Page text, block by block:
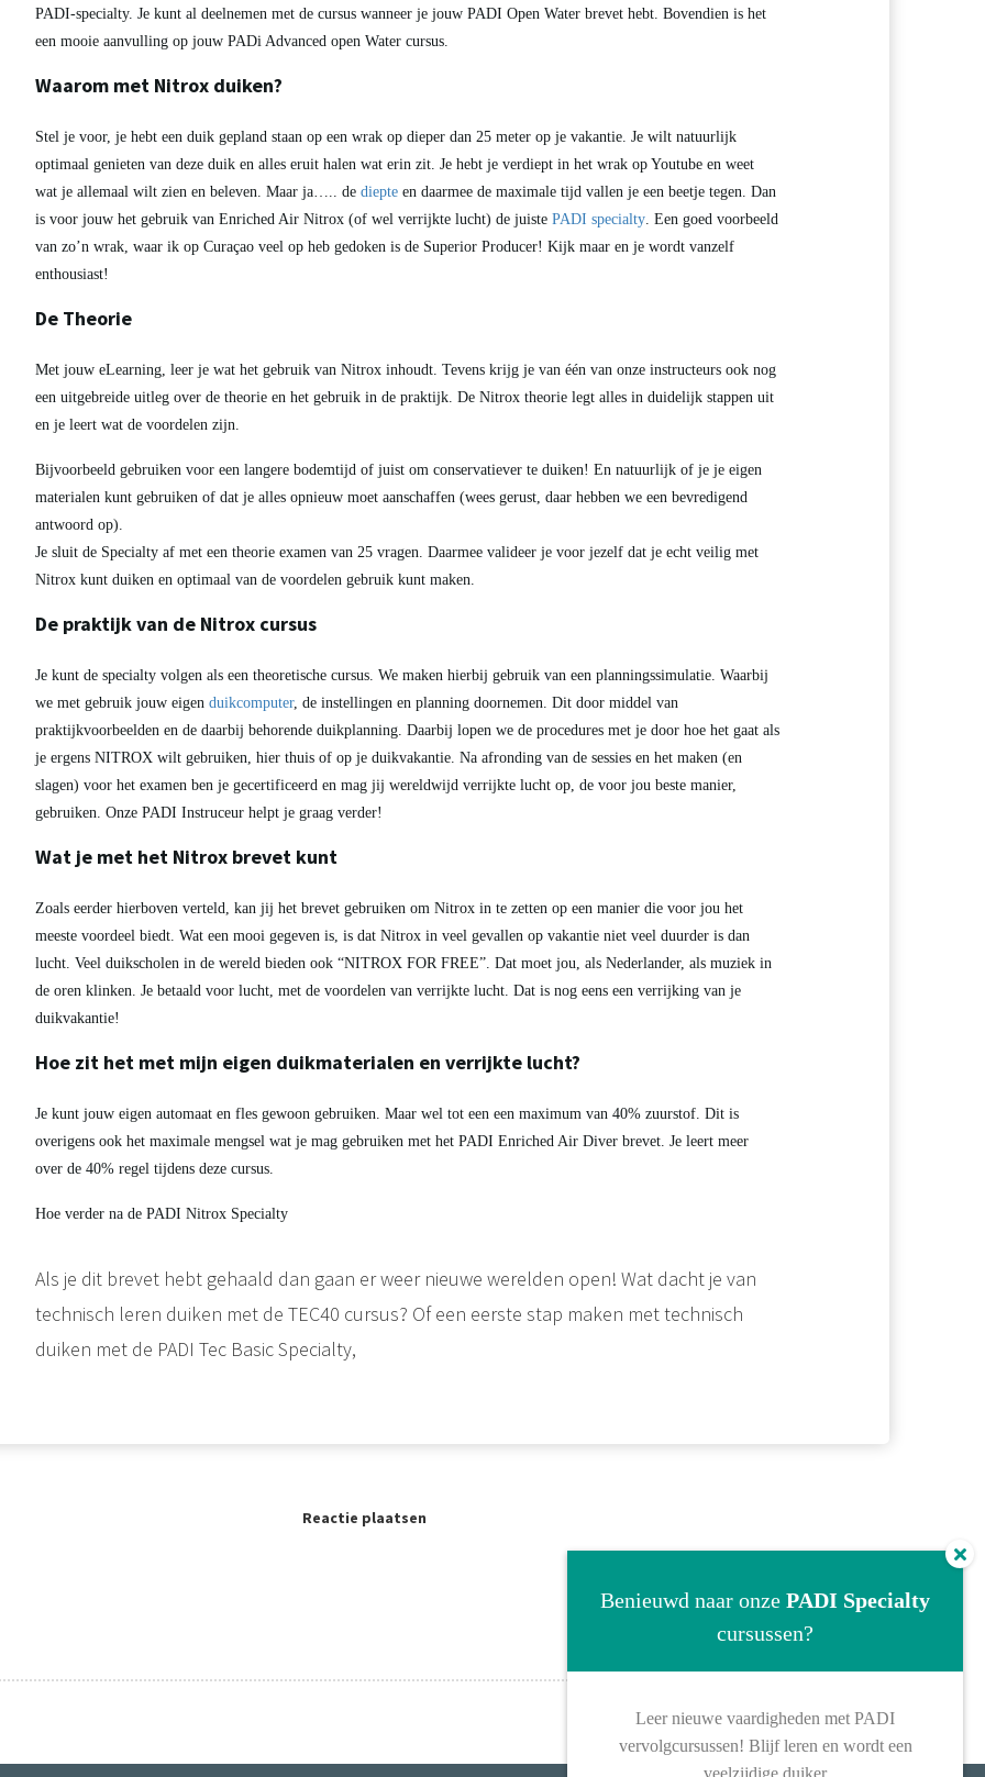
PADI-specialty. Je kunt al deelnemen met de cursus wanneer je jouw PADI Open Water brevet hebt. Bovendien is het
een mooie aanvulling op jouw PADi Advanced open Water cursus.
Waarom met Nitrox duiken?
Stel je voor, je hebt een duik gepland staan op een wrak op dieper dan 25 meter op je vakantie. Je wilt natuurlijk
optimaal genieten van deze duik en alles eruit halen wat erin zit. Je hebt je verdiept in het wrak op Youtube en weet
wat je allemaal wilt zien en beleven. Maar ja….. de diepteen daarmee de maximale tijd vallen je een beetje tegen. Dan
is voor jouw het gebruik van Enriched Air Nitrox (of wel verrijkte lucht) de juiste PADI specialty. Een goed voorbeeld
van zo’n wrak, waar ik op Curaçao veel op heb gedoken is de Superior Producer! Kijk maar en je wordt vanzelf
enthousiast!
De Theorie
Met jouw eLearning, leer je wat het gebruik van Nitrox inhoudt. Tevens krijg je van één van onze instructeurs ook nog
een uitgebreide uitleg over de theorie en het gebruik in de praktijk. De Nitrox theorie legt alles in duidelijk stappen uit
en je leert wat de voordelen zijn.
Bijvoorbeeld gebruiken voor een langere bodemtijd of juist om conservatiever te duiken! En natuurlijk of je je eigen
materialen kunt gebruiken of dat je alles opnieuw moet aanschaffen (wees gerust, daar hebben we een bevredigend
antwoord op).
Je sluit de Specialty af met een theorie examen van 25 vragen. Daarmee valideer je voor jezelf dat je echt veilig met
Nitrox kunt duiken en optimaal van de voordelen gebruik kunt maken.
De praktijk van de Nitrox cursus
Je kunt de specialty volgen als een theoretische cursus. We maken hierbij gebruik van een planningssimulatie. Waarbij
we met gebruik jouw eigen duikcomputer, de instellingen en planning doornemen. Dit door middel van
praktijkvoorbeelden en de daarbij behorende duikplanning. Daarbij lopen we de procedures met je door hoe het gaat als
je ergens NITROX wilt gebruiken, hier thuis of op je duikvakantie. Na afronding van de sessies en het maken (en
slagen) voor het examen ben je gecertificeerd en mag jij wereldwijd verrijkte lucht op, de voor jou beste manier,
gebruiken. Onze PADI Instruceur helpt je graag verder!
Wat je met het Nitrox brevet kunt
Zoals eerder hierboven verteld, kan jij het brevet gebruiken om Nitrox in te zetten op een manier die voor jou het
meeste voordeel biedt. Wat een mooi gegeven is, is dat Nitrox in veel gevallen op vakantie niet veel duurder is dan
lucht. Veel duikscholen in de wereld bieden ook “NITROX FOR FREE”. Dat moet jou, als Nederlander, als muziek in
de oren klinken. Je betaald voor lucht, met de voordelen van verrijkte lucht. Dat is nog eens een verrijking van je
duikvakantie!
Hoe zit het met mijn eigen duikmaterialen en verrijkte lucht?
Je kunt jouw eigen automaat en fles gewoon gebruiken. Maar wel tot een een maximum van 40% zuurstof. Dit is
overigens ook het maximale mengsel wat je mag gebruiken met het PADI Enriched Air Diver brevet. Je leert meer
over de 40% regel tijdens deze cursus.
Hoe verder na de PADI Nitrox Specialty
Als je dit brevet hebt gehaald dan gaan er weer nieuwe werelden open! Wat dacht je van
technisch leren duiken met de TEC40 cursus? Of een eerste stap maken met technisch
duiken met de PADI Tec Basic Specialty,
Reactie plaatsen
Benieuwd naar onze PADI Specialty
cursussen?
Leer nieuwe vaardigheden met PADI
vervolgcursussen! Blijf leren en wordt een
veelzijdige duiker